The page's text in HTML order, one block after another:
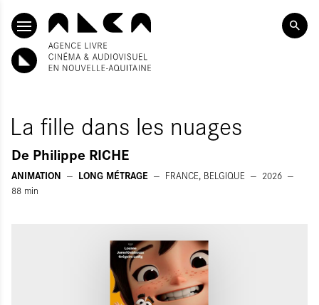
ALLER AU CONTENU PRINCIPAL
La fille dans les nuages
De Philippe RICHE
ANIMATION LONG MÉTRAGE FRANCE, BELGIQUE
2026
88 min